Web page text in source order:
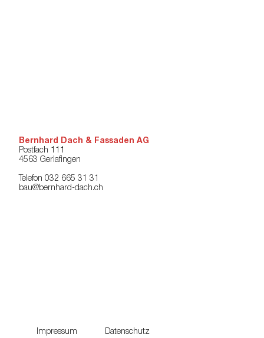
Bernhard Dach & Fassaden AG
Postfach 111
4563 Gerlafingen
Telefon 032 665 31 31
bau@bernhard-dach.ch
Impressum Datenschutz